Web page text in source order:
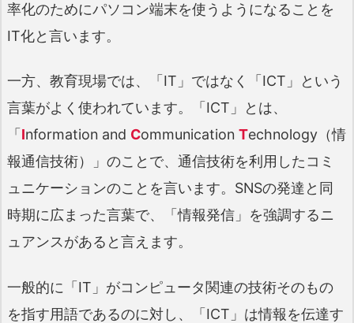
率化のためにパソコン端末を使うようになることを
IT化と言います。
一方、教育現場では、「IT」ではなく「ICT」という
言葉がよく使われています。「ICT」とは、
「 Information and Communication Technology（情
報通信技術）」のことで、通信技術を利用したコミ
ュニケーションのことを言います。SNSの発達と同
時期に広まった言葉で、「情報発信」を強調するニ
ュアンスがあると言えます。
一般的に「IT」がコンピュータ関連の技術そのもの
を指す用語であるのに対し、「ICT」は情報を伝達す